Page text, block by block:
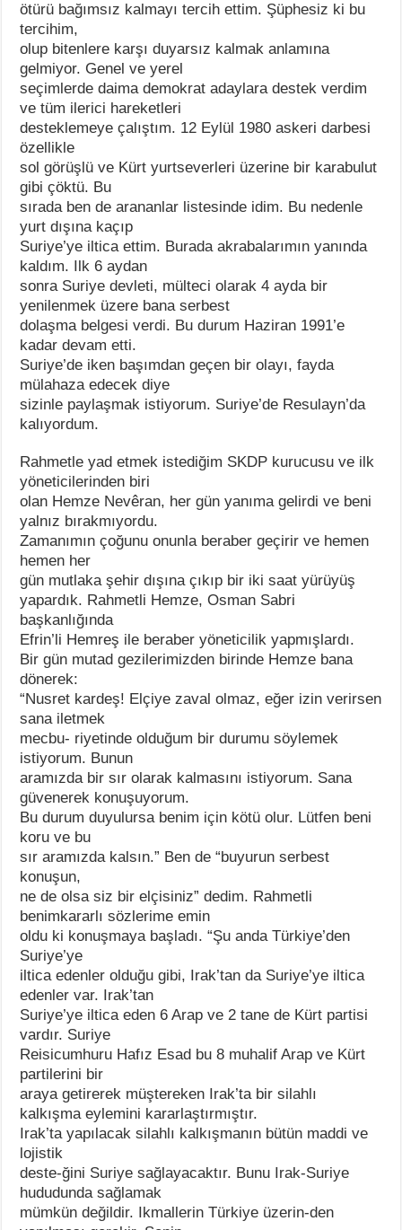
ötürü bağımsız kalmayı tercih ettim. Şüphesiz ki bu
tercihim,
olup bitenlere karşı duyarsız kalmak anlamına
gelmiyor. Genel ve yerel
seçimlerde daima demokrat adaylara destek verdim
ve tüm ilerici hareketleri
desteklemeye çalıştım. 12 Eylül 1980 askeri darbesi
özellikle
sol görüşlü ve Kürt yurtseverleri üzerine bir karabulut
gibi çöktü. Bu
sırada ben de arananlar listesinde idim. Bu nedenle
yurt dışına kaçıp
Suriye’ye iltica ettim. Burada akrabalarımın yanında
kaldım. Ilk 6 aydan
sonra Suriye devleti, mülteci olarak 4 ayda bir
yenilenmek üzere bana serbest
dolaşma belgesi verdi. Bu durum Haziran 1991’e
kadar devam etti.
Suriye’de iken başımdan geçen bir olayı, fayda
mülahaza edecek diye
sizinle paylaşmak istiyorum. Suriye’de Resulayn’da
kalıyordum.
Rahmetle yad etmek istediğim SKDP kurucusu ve ilk
yöneticilerinden biri
olan Hemze Nevêran, her gün yanıma gelirdi ve beni
yalnız bırakmıyordu.
Zamanımın çoğunu onunla beraber geçirir ve hemen
hemen her
gün mutlaka şehir dışına çıkıp bir iki saat yürüyüş
yapardık. Rahmetli Hemze, Osman Sabri
başkanlığında
Efrin’li Hemreş ile beraber yöneticilik yapmışlardı.
Bir gün mutad gezilerimizden birinde Hemze bana
dönerek:
“Nusret kardeş! Elçiye zaval olmaz, eğer izin verirsen
sana iletmek
mecbu- riyetinde olduğum bir durumu söylemek
istiyorum. Bunun
aramızda bir sır olarak kalmasını istiyorum. Sana
güvenerek konuşuyorum.
Bu durum duyulursa benim için kötü olur. Lütfen beni
koru ve bu
sır aramızda kalsın.” Ben de “buyurun serbest
konuşun,
ne de olsa siz bir elçisiniz” dedim. Rahmetli
benimkararlı sözlerime emin
oldu ki konuşmaya başladı. “Şu anda Türkiye’den
Suriye’ye
iltica edenler olduğu gibi, Irak’tan da Suriye’ye iltica
edenler var. Irak’tan
Suriye’ye iltica eden 6 Arap ve 2 tane de Kürt partisi
vardır. Suriye
Reisicumhuru Hafız Esad bu 8 muhalif Arap ve Kürt
partilerini bir
araya getirerek müştereken Irak’ta bir silahlı
kalkışma eylemini kararlaştırmıştır.
Irak’ta yapılacak silahlı kalkışmanın bütün maddi ve
lojistik
deste-ğini Suriye sağlayacaktır. Bunu Irak-Suriye
hududunda sağlamak
mümkün değildir. Ikmallerin Türkiye üzerin-den